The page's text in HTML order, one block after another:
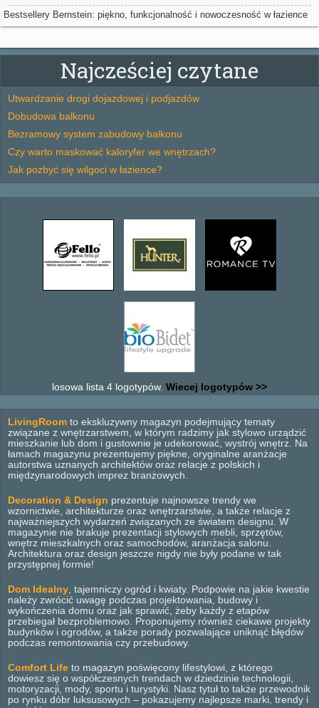
spa
Bestsellery Bernstein: piękno, funkcjonalność i nowoczesność w łazience
Najcześciej czytane
Utwardzanie drogi dojazdowej i podjazdów
Dobudowa balkonu
Bezramowy system zabudowy balkonu
Czy warto maskować kaloryfer we wnętrzach?
Jak pozbyć się wilgoci w łazience?
losowa lista 4 logotypów. Wiecej logotypów >>
LivingRoom to ekskluzywny magazyn podejmujący tematy
związane z wnętrzarstwem, w którym radzimy jak stylowo urządzić
mieszkanie lub dom i gustownie je udekorować, wystrój wnętrz. Na
łamach magazynu prezentujemy piękne, oryginalne aranżacje
autorstwa uznanych architektów oraz relacje z polskich i
międzynarodowych imprez branżowych.
Decoration & Design prezentuje najnowsze trendy we
wzornictwie, architekturze oraz wnętrzarstwie, a także relacje z
najważniejszych wydarzeń związanych ze światem designu. W
magazynie nie brakuje prezentacji stylowych mebli, sprzętów,
wnętrz mieszkalnych oraz samochodów, aranżacja salonu.
Architektura oraz design jeszcze nigdy nie były podane w tak
przystępnej formie!
Dom Idealny, tajemniczy ogród i kwiaty. Podpowie na jakie kwestie
należy zwrócić uwagę podczas projektowania, budowy i
wykończenia domu oraz jak sprawić, żeby każdy z etapów
przebiegał bezproblemowo. Proponujemy również ciekawe projekty
budynków i ogrodów, a także porady pozwalające uniknąć błędów
podczas remontowania czy przebudowy.
Comfort Life to magazyn poświęcony lifestylowi, z którego
dowiesz się o współczesnych trendach w dziedzinie technologii,
motoryzacji, mody, sportu i turystyki. Nasz tytuł to także przewodnik
po rynku dóbr luksusowych – pokazujemy najlepsze marki, trendy i